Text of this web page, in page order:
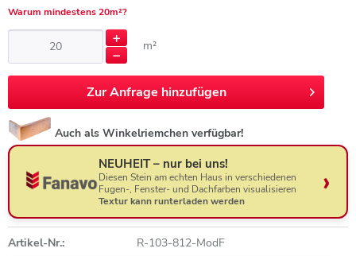
Warum mindestens 20m²?
m²
ZurAnfrage hinzufügen
Auch als Winkelriemchen verfügbar!
NEUHEIT – nur bei uns!
Diesen Stein am echten Haus in verschiedenen
Fugen-, Fenster- und Dachfarben visualisieren
Textur kann runterladen werden
Artikel-Nr.: R-103-812-ModF